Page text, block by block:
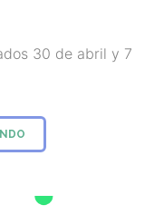
30 de abril y 7